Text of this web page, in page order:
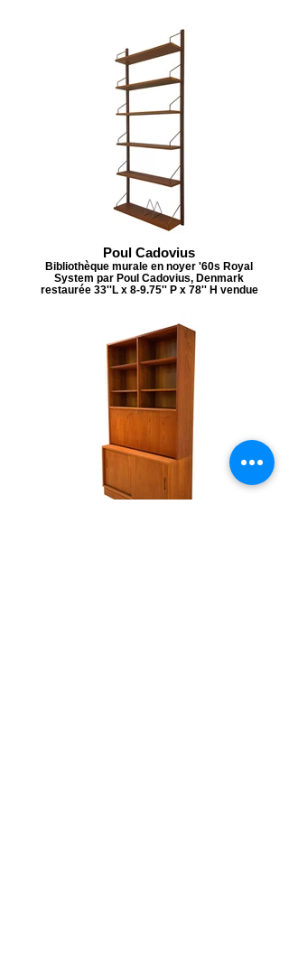
Poul Cadovius
Bibliothèque murale en noyer '60s Royal
System par Poul Cadovius, Denmark
restaurée 33''L x 8-9.75'' P x 78'' H vendue